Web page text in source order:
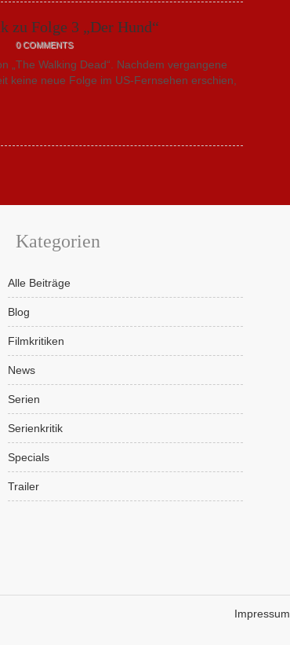
zu Folge 3 „Der Hund“
0 COMMENTS
„The Walking Dead“. Nachdem vergangene
keine neue Folge im US-Fernsehen erschien,
Kategorien
Alle Beiträge
Blog
Filmkritiken
News
Serien
Serienkritik
Specials
Trailer
Impressum